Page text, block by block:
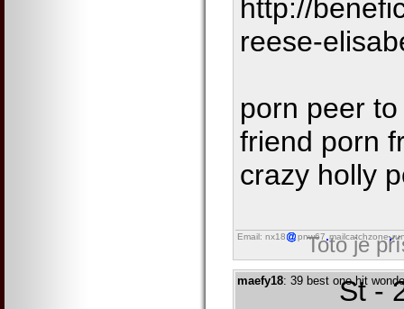
http://
reese-
porn peer
friend porn
crazy holly
Email: nx18 pnw67 mailcatchzone
Toto je
maefy18: 39 best one hit
St -